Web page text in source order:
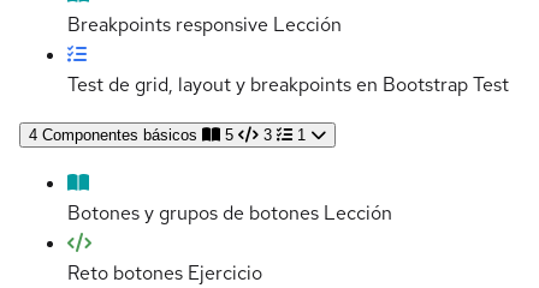
Breakpoints responsive Lección
Test de grid, layout y breakpoints en BootstrapTest
4 Componentes básicos 5 3 1
Botones y grupos de botones Lección
Reto botones Ejercicio